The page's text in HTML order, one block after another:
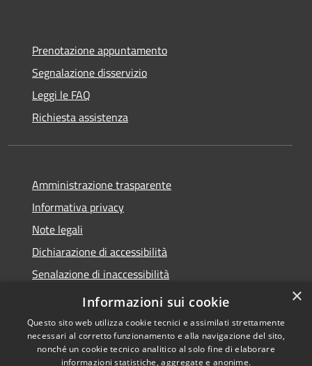
Prenotazione appuntamento
Segnalazione disservizio
Leggi le FAQ
Richiesta assistenza
Amministrazione trasparente
Informativa privacy
Note legali
Dichiarazione di accessibilità
Senalazione di inaccessibilità
Whistleblowing segnalazione illeciti
×
Informazioni sui cookie
Questo sito web utilizza cookie tecnici e assimilati strettamente
necessari al corretto funzionamento e alla navigazione del sito,
nonché un cookie tecnico analitico al solo fine di elaborare
informazioni statistiche, aggregate e anonime.